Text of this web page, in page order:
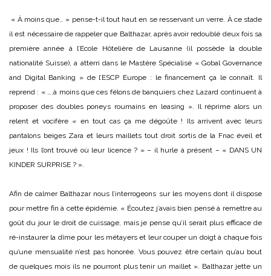
« À moins que… » pense-t-il tout haut en se resservant un verre. À ce stade
il est nécessaire de rappeler que Balthazar, après avoir redoublé deux fois sa
première année à l’Ecole Hôtelière de Lausanne (il possède la double
nationalité Suisse), a atterri dans le Mastère Spécialisé « Gobal Governance
and Digital Banking » de l’ESCP Europe : le financement ça le connaît. Il
reprend : « ….à moins que ces félons de banquiers chez Lazard continuent à
proposer des doubles poneys roumains en leasing ». Il réprime alors un
relent et vocifère « en tout cas ça me dégoûte ! Ils arrivent avec leurs
pantalons beiges Zara et leurs maillets tout droit sortis de la Fnac éveil et
jeux ! Ils l’ont trouvé où leur licence ? » – il hurle à présent – « DANS UN
KINDER SURPRISE ? ».
Afin de calmer Balthazar nous l’interrogeons sur les moyens dont il dispose
pour mettre fin à cette épidémie. « Écoutez j’avais bien pensé à remettre au
goût du jour le droit de cuissage, mais je pense qu’il serait plus efficace de
ré-instaurer la dîme pour les métayers et leur couper un doigt à chaque fois
qu’une mensualité n’est pas honorée. Vous pouvez être certain qu’au bout
de quelques mois ils ne pourront plus tenir un maillet ». Balthazar jette un